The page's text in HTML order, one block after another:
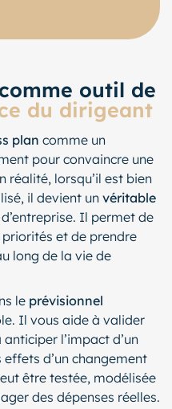
outil de
du dirigeant
plan comme un
pour convaincre une
réalité, lorsqu’il est bien
il devient un véritable
Il permet de
et de prendre
long de la vie de
le prévisionnel
Il vous aide à valider
l’impact d’un
d’un changement
être testée, modélisée
des dépenses réelles.